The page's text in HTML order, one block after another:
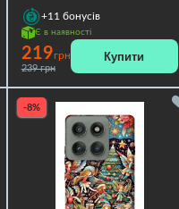
+11 бонусів
Є в наявності
219грн
239 грн
Купити
-8%